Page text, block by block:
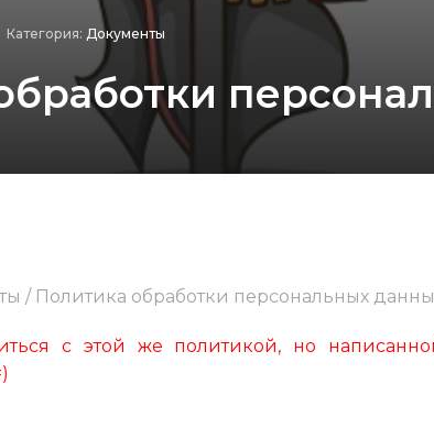
Категория: Документы
/ Политика обработки персональных
с этой же политикой, но